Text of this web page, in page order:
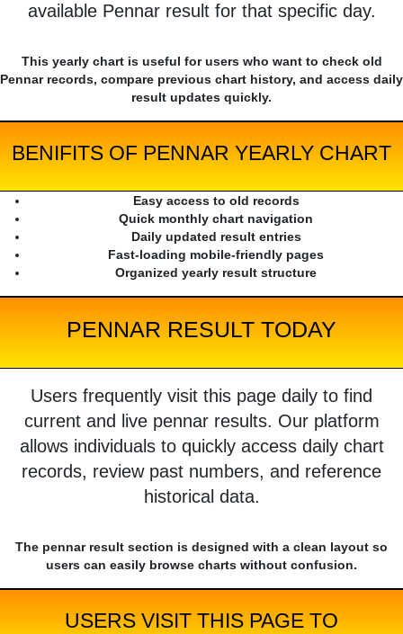
available Pennar result for that specific day.
This yearly chart is useful for users who want to check old
Pennar records, compare previous chart history, and access daily
result updates quickly.
BENIFITS OF PENNAR YEARLY CHART
Easy access to old records
Quick monthly chart navigation
Daily updated result entries
Fast-loading mobile-friendly pages
Organized yearly result structure
PENNAR RESULT TODAY
Users frequently visit this page daily to find
current and live pennar results. Our platform
allows individuals to quickly access daily chart
records, review past numbers, and reference
historical data.
The pennar result section is designed with a clean layout so
users can easily browse charts without confusion.
USERS VISIT THIS PAGE TO